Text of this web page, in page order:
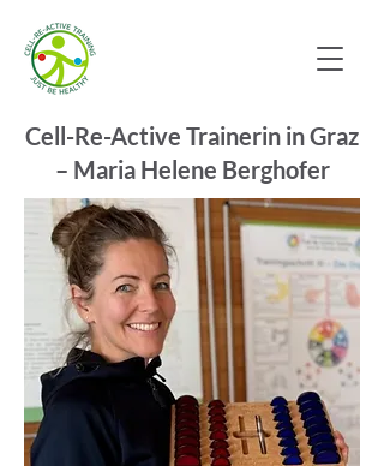
Cell-Re-Active Trainerin in Graz
– Maria Helene Berghofer